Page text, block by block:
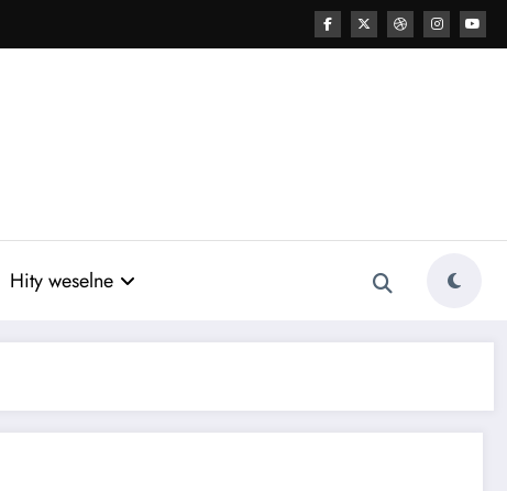
Hity weselne